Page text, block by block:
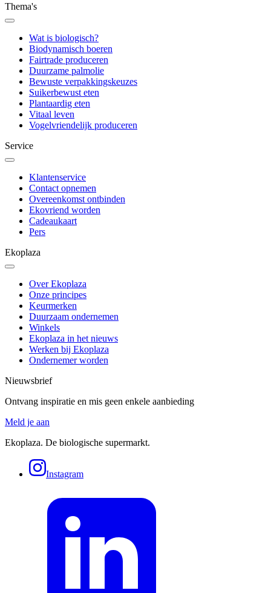
Thema's
Wat is biologisch?
Biodynamisch boeren
Fairtrade produceren
Duurzame palmolie
Bewuste verpakkingskeuzes
Suikerbewust eten
Plantaardig eten
Vitaal leven
Vogelvriendelijk produceren
Service
Klantenservice
Contact opnemen
Overeenkomst ontbinden
Ekovriend worden
Cadeaukaart
Pers
Ekoplaza
Over Ekoplaza
Onze principes
Keurmerken
Duurzaam ondernemen
Winkels
Ekoplaza in het nieuws
Werken bij Ekoplaza
Ondernemer worden
Nieuwsbrief
Ontvang inspiratie en mis geen enkele aanbieding
Meld je aan
Ekoplaza. De biologische supermarkt.
Instagram